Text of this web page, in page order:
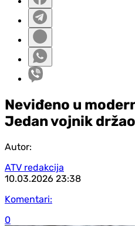
Neviđeno u
Jedan vojnik
Autor:
ATV redakcija
10.03.2026 23:38
Komentari:
0